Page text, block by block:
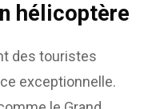
hélicoptère
des touristes
exceptionnelle.